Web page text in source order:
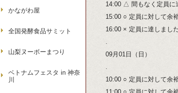
14:00 △ 間もなく定員に
15:00 ○ 定員に対して余
16:00 × 定員に達しました
.
09月01日（日）
.
10:00 ○ 定員に対して余
かながわ屋
全国発酵食品サミット
山梨ヌーボーまつり
ベトナムフェスタ in 神奈
川